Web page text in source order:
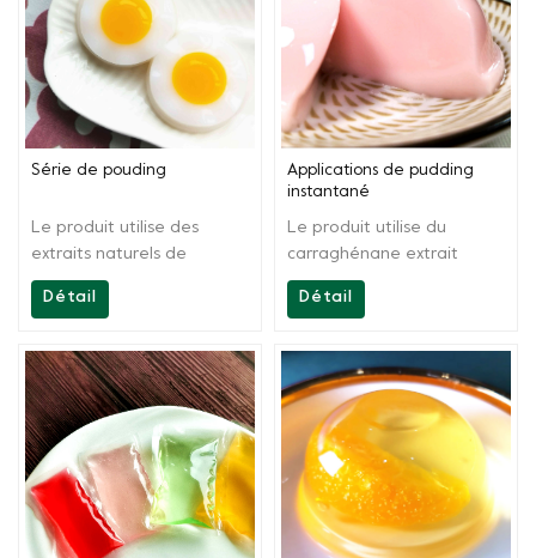
Série de pouding
Le produit utilise des
extraits naturels de
carraghénane, d'agaragar
et de farine de konjac, etc.
matières premières. Par
extraction scientifique et
mélange, la solution est
facile à utiliser. Il peut être
utilisé dans la production
de pudding avec
différentes textures
comme un élastique
Détail
Applications de pudding
instantané
Le produit utilise du
carraghénane extrait
naturel, de l'agar agar et
de la farine de konjac, etc.
matières premières. Grâce
à l'extraction et au
mélange scientifiques, la
solution est facile à utiliser.
Il peut être utilisé pour
produire du pudding avec
différentes textures
comme un élastique
Détail